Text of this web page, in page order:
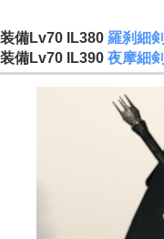
装備Lv70 IL380 羅刹細剣
装備Lv70 IL390 夜摩細剣